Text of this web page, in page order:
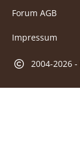
Forum AGB
Impressum
2004-2026